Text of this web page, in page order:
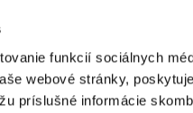
funkcií sociálnych
webové stránky,
príslušné informácie